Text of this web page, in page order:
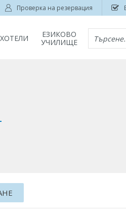
Проверка на резервация
ХОТЕЛИ
ЕЗИКОВО
УЧИЛИЩЕ